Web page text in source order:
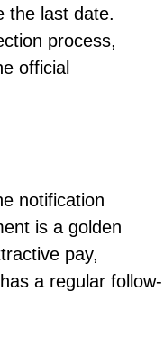
the last date.
process,
official
notification
is a golden
pay,
a regular follow-